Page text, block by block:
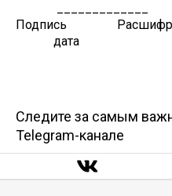
Подпись
дата
Следите за самым
Telegram-канале